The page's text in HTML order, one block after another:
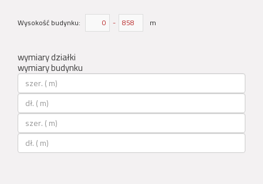
Wysokość budynku: - m
wymiary działki
wymiary budynku